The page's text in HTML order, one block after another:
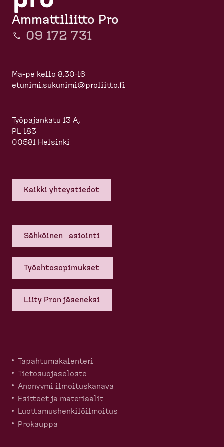
Ammattiliitto Pro
09 172 731
Ma-pe kello 8.30-16
etunimi.sukunimi@proliitto.fi
Työpajankatu 13 A,
PL 183
00581 Helsinki
Kaikki yhteys­tiedot
Sähköinen asiointi
Työehto­so­pi­mukset
Liity Pron jäseneksi
Tapahtu­ma­ka­lenteri
Tietosuo­ja­seloste
Anonyymi ilmoitus­kanava
Esitteet ja materiaalit
Luotta­mus­hen­ki­löil­moitus
Prokauppa